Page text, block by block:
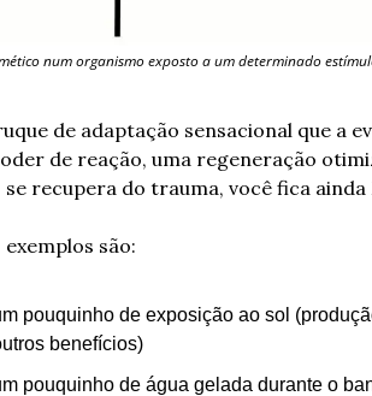
num organismo exposto a um determinado
de adaptação sensacional que a
de reação, uma regeneração
se recupera do trauma, você fica ainda
são:
pouquinho de exposição ao sol
benefícios)
pouquinho de água gelada durante o